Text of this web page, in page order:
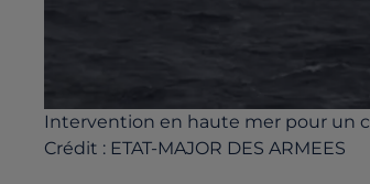
Intervention en haute mer pour un
Crédit : ETAT-MAJOR DES ARMEES